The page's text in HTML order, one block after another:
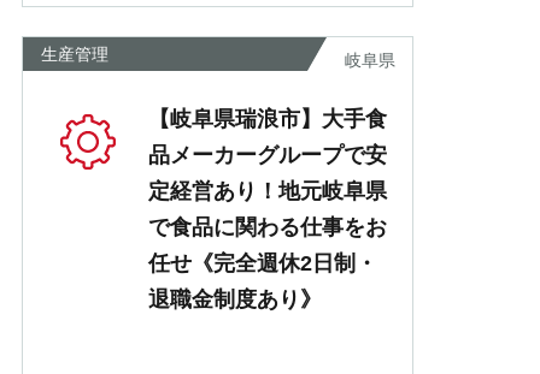
生産管理 岐阜県
【岐阜県瑞浪市】大手食
品メーカーグループで安
定経営あり！地元岐阜県
で食品に関わる仕事をお
任せ《完全週休2日制・
退職金制度あり》